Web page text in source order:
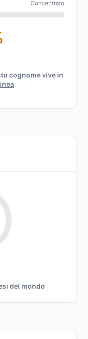
Concentrato
cognome vive in
del mondo